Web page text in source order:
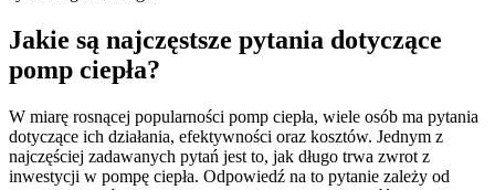
Jakie są najczęstsze pytania dotyczące
pomp ciepła?
W miarę rosnącej popularności pomp ciepła, wiele osób ma pytania
dotyczące ich działania, efektywności oraz kosztów. Jednym z
najczęściej zadawanych pytań jest to, jak długo trwa zwrot z
inwestycji w pompę ciepła. Odpowiedź na to pytanie zależy od